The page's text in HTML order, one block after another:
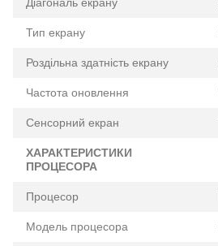
Тип екрану
Роздільна здатність екрану
Частота оновлення
Сенсорний екран
ХАРАКТЕРИСТИКИ
ПРОЦЕСОРА
Процесор
Модель процесора